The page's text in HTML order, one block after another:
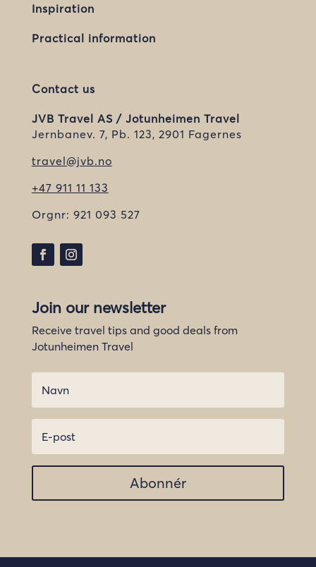
Inspiration
Practical information
Contact us
JVB Travel AS / Jotunheimen Travel
Jernbanev. 7, Pb. 123, 2901 Fagernes
travel@jvb.no
+47 911 11 133
Orgnr: 921 093 527
Join our newsletter
Receive travel tips and good deals from
Jotunheimen Travel
Abonnér